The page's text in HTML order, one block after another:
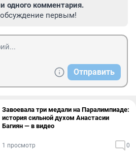
одного комментария.
первым!
Отправить
Завоевала три медали на Паралимпиаде:
история сильной духом Анастасии
Багиян — в видео
1 просмотр 0